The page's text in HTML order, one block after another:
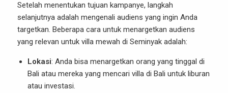
Setelah menentukan tujuan kampanye, langkah
selanjutnya adalah mengenali audiens yang ingin Anda
targetkan. Beberapa cara untuk menargetkan audiens
yang relevan untuk villa mewah di Seminyak adalah:
Lokasi: Anda bisa menargetkan orang yang tinggal di
Bali atau mereka yang mencari villa di Bali untuk liburan
atau investasi.